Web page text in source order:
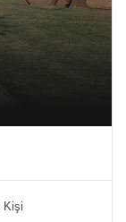
Kişi